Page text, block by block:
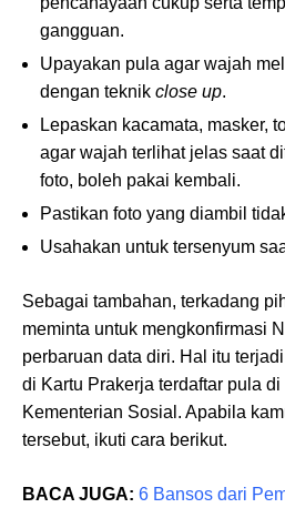
gangguan.
Upayakan pula agar wajah
dengan teknik close up.
Lepaskan kacamata, masker,
agar wajah terlihat jelas saat
foto, boleh pakai kembali.
Pastikan foto yang diambil
Usahakan untuk tersenyum
Sebagai tambahan, terkadang
meminta untuk mengkonfirmasi
perbaruan data diri. Hal itu
di Kartu Prakerja terdaftar pula
Kementerian Sosial. Apabila
tersebut, ikuti cara berikut.
BACA JUGA: 6 Bansos dari